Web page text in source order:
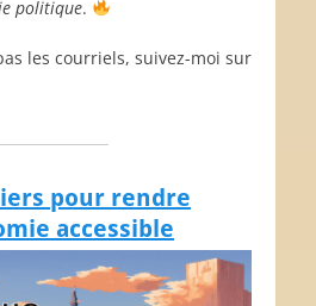
politique.
les courriels, suivez-moi sur
pour rendre
accessible